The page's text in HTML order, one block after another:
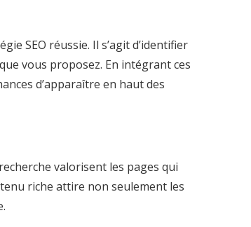
SEO réussie. Il s’agit d’identifier
vous proposez. En intégrant ces
d’apparaître en haut des
valorisent les pages qui
riche attire non seulement les